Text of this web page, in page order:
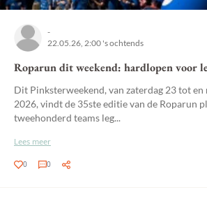
-
22.05.26, 2:00 's ochtends
Roparun dit weekend: hardlopen voor
Dit Pinksterweekend, van zaterdag 23 tot en
2026, vindt de 35ste editie van de Roparun
tweehonderd teams leg...
Lees meer
0 0